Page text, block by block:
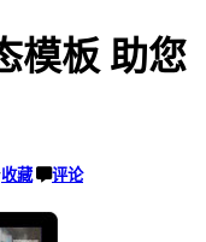
模板 助您
收藏 评论